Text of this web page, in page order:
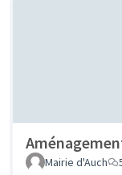
Mairie d'Auch